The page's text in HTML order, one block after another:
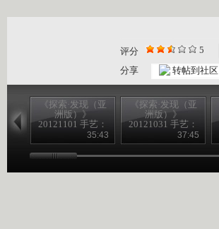
评分 5
分享
转帖到社区
《探索·发现（亚
洲版）》
20121101 手艺：
乌铜走银35:43
《探索·发现（亚
洲版）》
20121031 手艺：
千年木偶37:45